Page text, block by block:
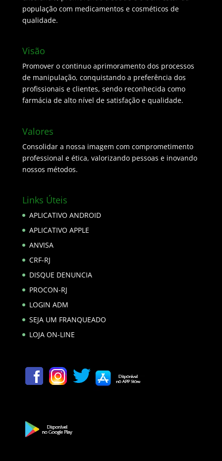
população com medicamentos e cosméticos de
qualidade.
Visão
Promover o continuo aprimoramento dos processos
de manipulação, conquistando a preferência dos
profissionais e clientes, sendo reconhecida como
farmácia de alto nível de satisfação e qualidade.
Valores
Consolidar a nossa imagem com comprometimento
professional e ética, valorizando pessoas e inovando
nossos métodos.
Links Úteis
APLICATIVO ANDROID
APLICATIVO APPLE
ANVISA
CRF-RJ
DISQUE DENUNCIA
PROCON-RJ
LOGIN ADM
SEJA UM FRANQUEADO
LOJA ON-LINE